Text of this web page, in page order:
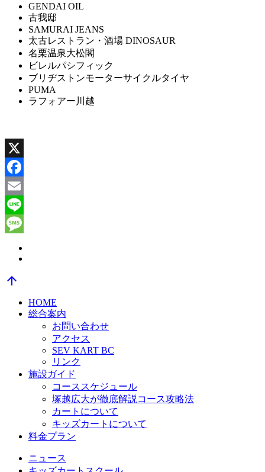
GENDAI OIL
古我邸
SAMURAI JEANS
太古レストラン・酒場 DINOSAUR
名栗温泉大松閣
ビレルパシフィック
ブリヂストンモーターサイクルタイヤ
PUMA
ラフォアー川越
X
Facebook
Email
Line
arrow_upward
HOME
総合案内
お問い合わせ
アクセス
SEV KART BC
リンク
施設ガイド
コーススケジュール
塚越広大が徹底解説コース攻略法
カートについて
キッズカートについて
料金プラン
ニュース